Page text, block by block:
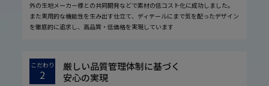
外の生地メーカー様との共同開発などで素材の低コスト化に成功しました。
また実用的な機能性を生み出す仕立て、ディテールにまで気を配ったデザイン
を徹底的に追求し、高品質・低価格を実現しています
こだわり
2
厳しい品質管理体制に基づく
安心の実現